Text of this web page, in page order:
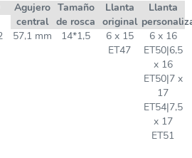
Agujero
central
Tamaño
de rosca
Llanta
original
Llanta
57,1 mm 14*1,5
6 x 15
ET47
6 x 16
ET50|6,5
x 16
ET50|7 x
17
ET54|7,5
x 17
ET51